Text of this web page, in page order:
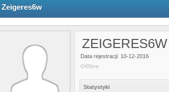
Zeigeres6w
Data rejestracji: 10-12-2016
Offline
Statystyki